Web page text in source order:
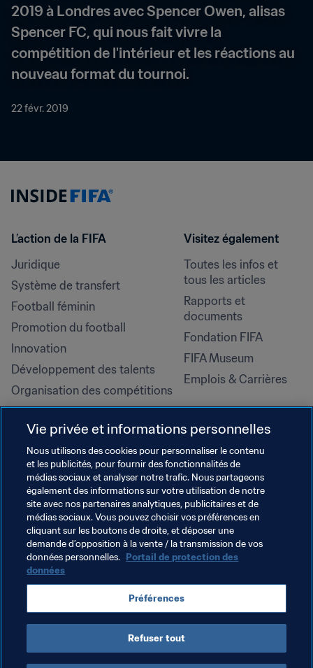
2019 à Londres avec Spencer Owen, alisas
Spencer FC, qui nous fait vivre la
compétition de l'intérieur et les réactions au
nouveau format du tournoi.
22 févr. 2019
L’action de la FIFA
Juridique
Système de transfert
Football féminin
Promotion du football
Innovation
Développement des talents
Organisation des compétitions
Développement durable
Droits de l'homme et lutte contre
la discrimination
Santé et médical
Initiatives en matière de
formation
Visitez également
Toutes les infos et
tous les articles
Rapports et
documents
Fondation FIFA
FIFA Museum
Emplois & Carrières
CONDITIONS D'UTILISATION
PORTAIL DE LA FIFA SUR LA PROTECTION DES DONNÉES
TÉLÉCHARGEMENTS
PARAMÈTRAGE DES COOKIES
Droits d'auteur © 1994 - 2025 FIFA. Tous les droits sont réservés.
Vie privée et informations personnelles
Nous utilisons des cookies pour personnaliser le contenu
et les publicités, pour fournir des fonctionnalités de
médias sociaux et analyser notre trafic. Nous partageons
également des informations sur votre utilisation de notre
site avec nos partenaires analytiques, publicitaires et de
médias sociaux. Vous pouvez choisir vos préférences en
cliquant sur les boutons de droite, et déposer une
demande d’opposition à la vente / la transmission de vos
données personnelles. Portail de protection des
données
Préférences
Refuser tout